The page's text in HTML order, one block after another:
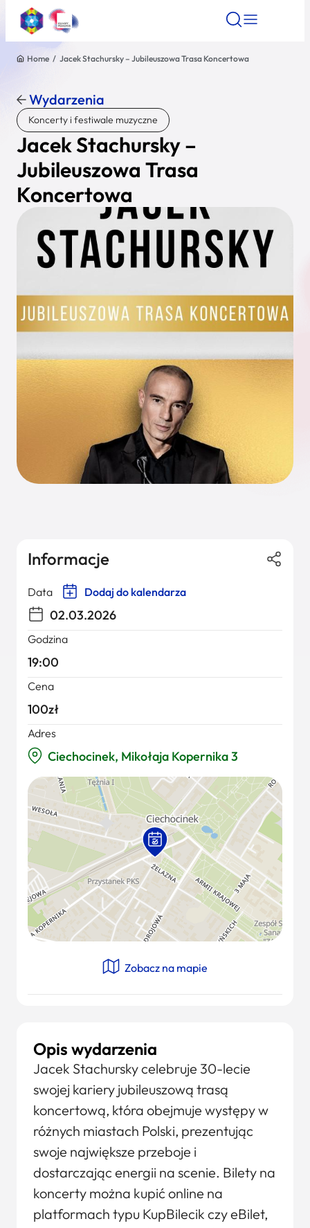
Znajdź atrakcję
Nazwa atrakcji
Miasto
Kategoria
Wyszukaj
Home / Jacek Stachursky – Jubileuszowa Trasa Koncertowa
Wydarzenia
Koncerty i festiwale muzyczne
Jacek Stachursky –
Jubileuszowa Trasa
Koncertowa
Opis wydarzenia
Jacek Stachursky celebruje 30-lecie
swojej kariery jubileuszową trasą
koncertową, która obejmuje występy w
różnych miastach Polski, prezentując
swoje największe przeboje i
dostarczając energii na scenie. Bilety na
koncerty można kupić online na
platformach typu KupBilecik czy eBilet,
Informacje
Data Dodaj do kalendarza
02.03.2026
Godzina
19:00
Cena
100zł
Adres
Ciechocinek, Mikołaja Kopernika 3
Zobacz na mapie